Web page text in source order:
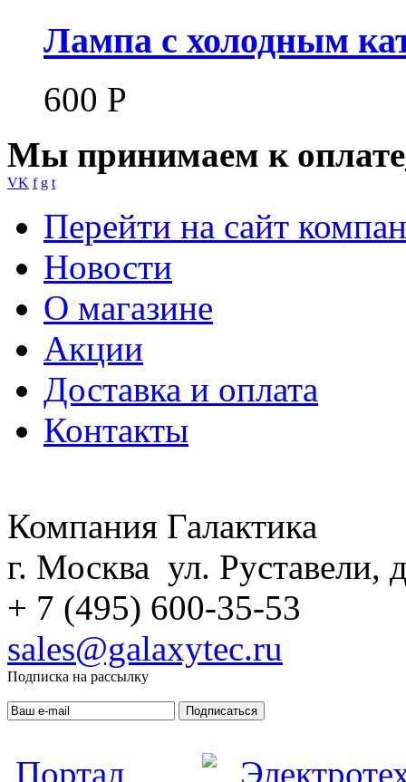
Лампа с холодным
600 Р
Мы принимаем к оплате
VK f g t
Перейти на сайт
Новости
О магазине
Акции
Доставка и оплата
Контакты
Компания Галактика
г. Москва ул. Руставели,
+ 7 (495) 600-35-53
sales@galaxytec.ru
Подписка на рассылку
Подписаться